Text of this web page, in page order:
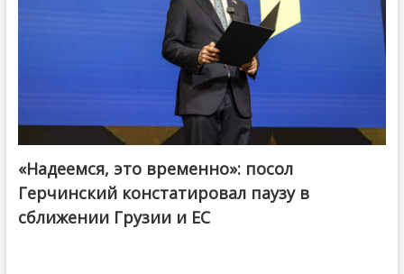
«Надеемся, это временно»: посол
Герчинский констатировал паузу в
сближении Грузии и ЕС